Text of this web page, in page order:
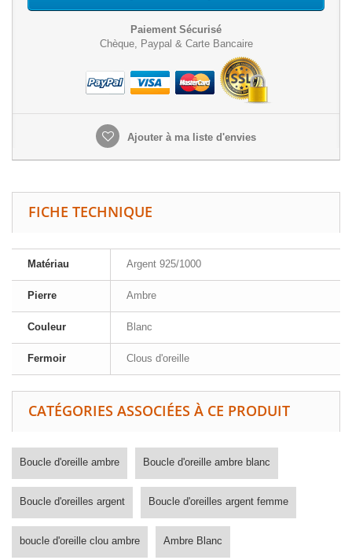
Paiement Sécurisé
Chèque, Paypal & Carte Bancaire
Ajouter à ma liste d'envies
FICHE TECHNIQUE
Matériau Argent 925/1000
Pierre Ambre
Couleur Blanc
Fermoir Clous d'oreille
CATÉGORIES ASSOCIÉES À CE PRODUIT
Boucle d'oreille ambre Boucle d'oreille ambre blanc
Boucle d'oreilles argent Boucle d'oreilles argent femme
boucle d'oreille clou ambre Ambre Blanc